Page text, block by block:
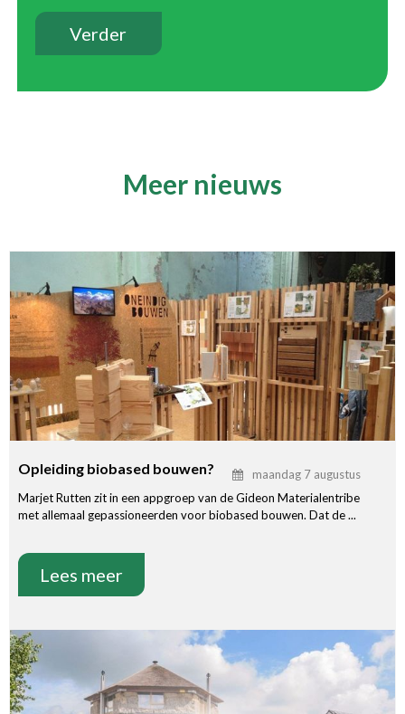
Meer nieuws
Opleiding biobased bouwen?
maandag 7 augustus
Marjet Rutten zit in een appgroep van de Gideon Materialentribe
met allemaal gepassioneerden voor biobased bouwen. Dat de ...
Lees meer